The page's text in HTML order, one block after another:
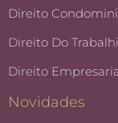
Direito
Direito Do
Direito
Novidades